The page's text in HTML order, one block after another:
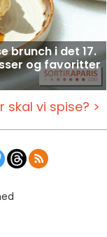
brunch i det 17.
og favoritter
skal vi spise? >